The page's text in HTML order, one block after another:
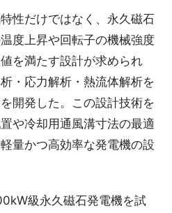
性だけではなく、永久磁石
度上昇や回転子の機械強度
を満たす設計が求められ
・応力解析・熱流体解析を
開発した。この設計技術を
や冷却用通風溝寸法の最適
量かつ高効率な発電機の設
級永久磁石発電機を試